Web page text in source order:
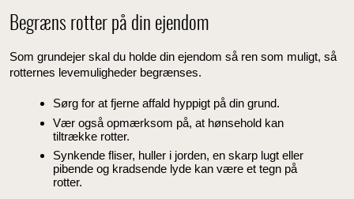
Begræns rotter på din ejendom
Som grundejer skal du holde din ejendom så ren som muligt, så
rotternes levemuligheder begrænses.
Sørg for at fjerne affald hyppigt på din grund.
Vær også opmærksom på, at hønsehold kan
tiltrække rotter.
Synkende fliser, huller i jorden, en skarp lugt eller
pibende og kradsende lyde kan være et tegn på
rotter.